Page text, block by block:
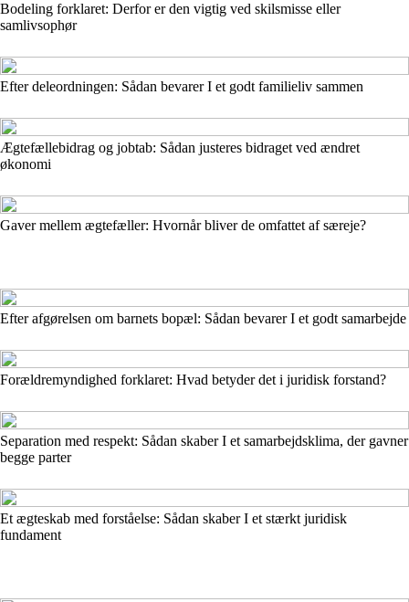
Bodeling forklaret: Derfor er den vigtig ved skilsmisse eller
samlivsophør
Efter deleordningen: Sådan bevarer I et godt familieliv sammen
Ægtefællebidrag og jobtab: Sådan justeres bidraget ved ændret
økonomi
Gaver mellem ægtefæller: Hvornår bliver de omfattet af særeje?
Efter afgørelsen om barnets bopæl: Sådan bevarer I et godt samarbejde
Forældremyndighed forklaret: Hvad betyder det i juridisk forstand?
Separation med respekt: Sådan skaber I et samarbejdsklima, der gavner
begge parter
Et ægteskab med forståelse: Sådan skaber I et stærkt juridisk
fundament